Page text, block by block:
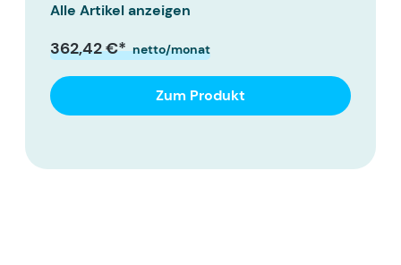
Welch Allyn Connex ProBP 3400
XBit 80 Farbdoppler-Ultraschallsystem
VeinNavi Venensuchgerät NAVI-60
Alle Artikel anzeigen
362,42 €* netto/monat
Zum Produkt